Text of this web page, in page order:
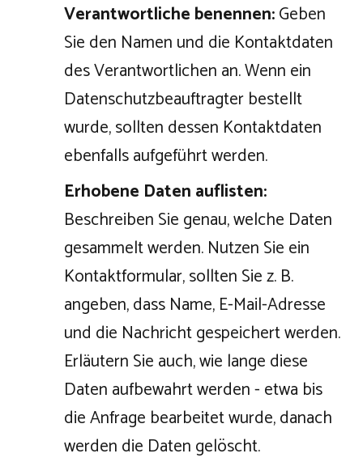
Verantwortliche benennen:Geben
Sie den Namen und die Kontaktdaten
des Verantwortlichen an. Wenn ein
Datenschutzbeauftragter bestellt
wurde, sollten dessen Kontaktdaten
ebenfalls aufgeführt werden.
Erhobene Daten auflisten:
Beschreiben Sie genau, welche Daten
gesammelt werden. Nutzen Sie ein
Kontaktformular, sollten Sie z. B.
angeben, dass Name, E-Mail-Adresse
und die Nachricht gespeichert werden.
Erläutern Sie auch, wie lange diese
Daten aufbewahrt werden - etwa bis
die Anfrage bearbeitet wurde, danach
werden die Daten gelöscht.